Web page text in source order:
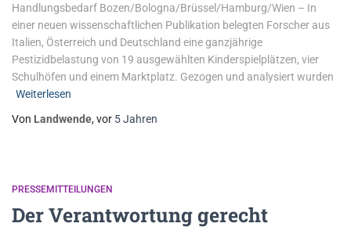
Handlungsbedarf Bozen/Bologna/Brüssel/Hamburg/Wien – In
einer neuen wissenschaftlichen Publikation belegten Forscher aus
Italien, Österreich und Deutschland eine ganzjährige
Pestizidbelastung von 19 ausgewählten Kinderspielplätzen, vier
Schulhöfen und einem Marktplatz. Gezogen und analysiert wurden
Weiterlesen
Von Landwende, vor 5 Jahren
PRESSEMITTEILUNGEN
Der Verantwortung gerecht